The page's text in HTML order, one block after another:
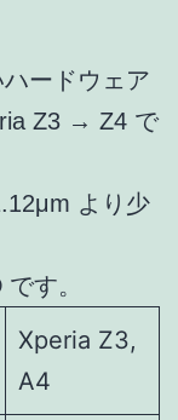
ードウェア
Z3 → Z4 で
より少
す。
Xperia Z3,
A4